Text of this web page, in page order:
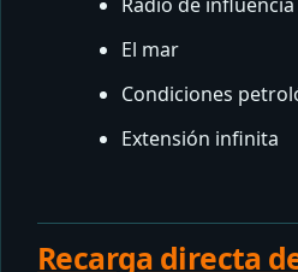
El mar
Condiciones
Extensión infinita
Recarga directa